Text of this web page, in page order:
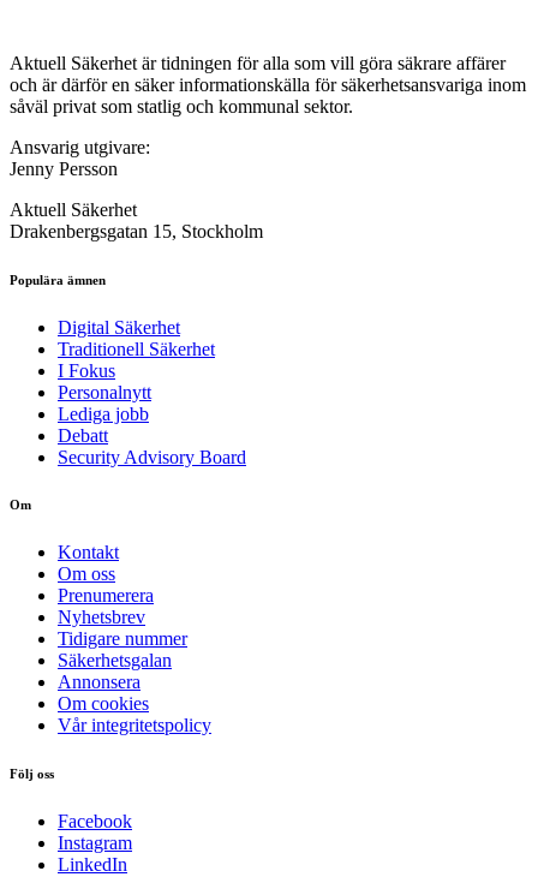
Aktuell Säkerhet är tidningen för alla som vill göra säkrare affärer
och är därför en säker informationskälla för säkerhets­ansvariga inom
såväl privat som statlig och kommunal sektor.
Ansvarig utgivare:
Jenny Persson
Aktuell Säkerhet
Drakenbergsgatan 15, Stockholm
Populära ämnen
Digital Säkerhet
Traditionell Säkerhet
I Fokus
Personalnytt
Lediga jobb
Debatt
Security Advisory Board
Om
Kontakt
Om oss
Prenumerera
Nyhetsbrev
Tidigare nummer
Säkerhetsgalan
Annonsera
Om cookies
Vår integritetspolicy
Följ oss
Facebook
Instagram
LinkedIn